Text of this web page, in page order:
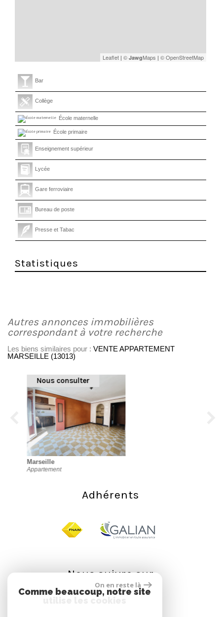
Leaflet | © JawgMaps | © OpenStreetMap
Bar
Collège
École maternelle
École primaire
Enseignement supérieur
Lycée
Gare ferroviaire
Bureau de poste
Presse et Tabac
Statistiques
autres annonces immobilières
correspondant à votre recherche
Les biens similaires pour : VENTE APPARTEMENT
MARSEILLE (13013)
Nous consulter
Appartement
Adhérents
Nous suivre sur
On en reste là
Comme beaucoup, notre site